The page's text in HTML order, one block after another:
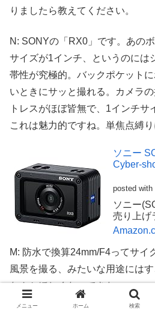
りましたら教えてください。
N: SONYの「RX0」です。あの
サイズが1インチ、というのには
帯性が究極的。バックポケット
いときにサッと撮れる。カメラ
トレスがほぼ皆無で、1インチサ
これは魅力的ですね。単焦点縛り
ソニー
Cyber-
posted with
ソニー
売り上げ
M: 防水で換算24mm/F4ってサイ
風景を撮る、みたいな用途には
なんかほしくなってきた。
メニュー ホーム 検索